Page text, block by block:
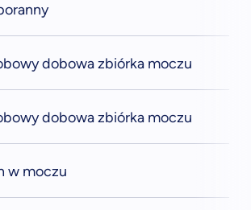
dobowa zbiórka moczu
dobowa zbiórka moczu
w moczu